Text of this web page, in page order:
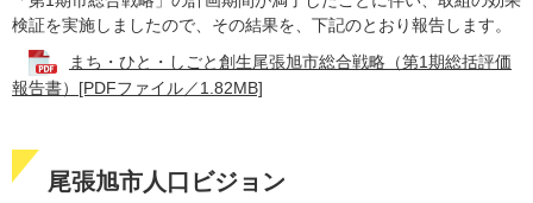
検証を実施しましたので、その結果を、下記のとおり報告します。
まち・ひと・しごと創生尾張旭市総合戦略（第1期総括評価
報告書）[PDFファイル／1.82MB]
尾張旭市人口ビジョン